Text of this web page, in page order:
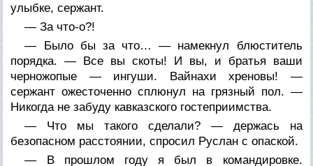
улыбке, сержант.
— За что-о?!
— Было бы за что… — намекнул блюститель
порядка. — Все вы скоты! И вы, и братья ваши
черножопые — ингуши. Вайнахи хреновы! —
сержант ожесточенно сплюнул на грязный пол. —
Никогда не забуду кавказского гостеприимства.
— Что мы такого сделали? — держась на
безопасном расстоянии, спросил Руслан с опаской.
— В прошлом году я был в командировке.